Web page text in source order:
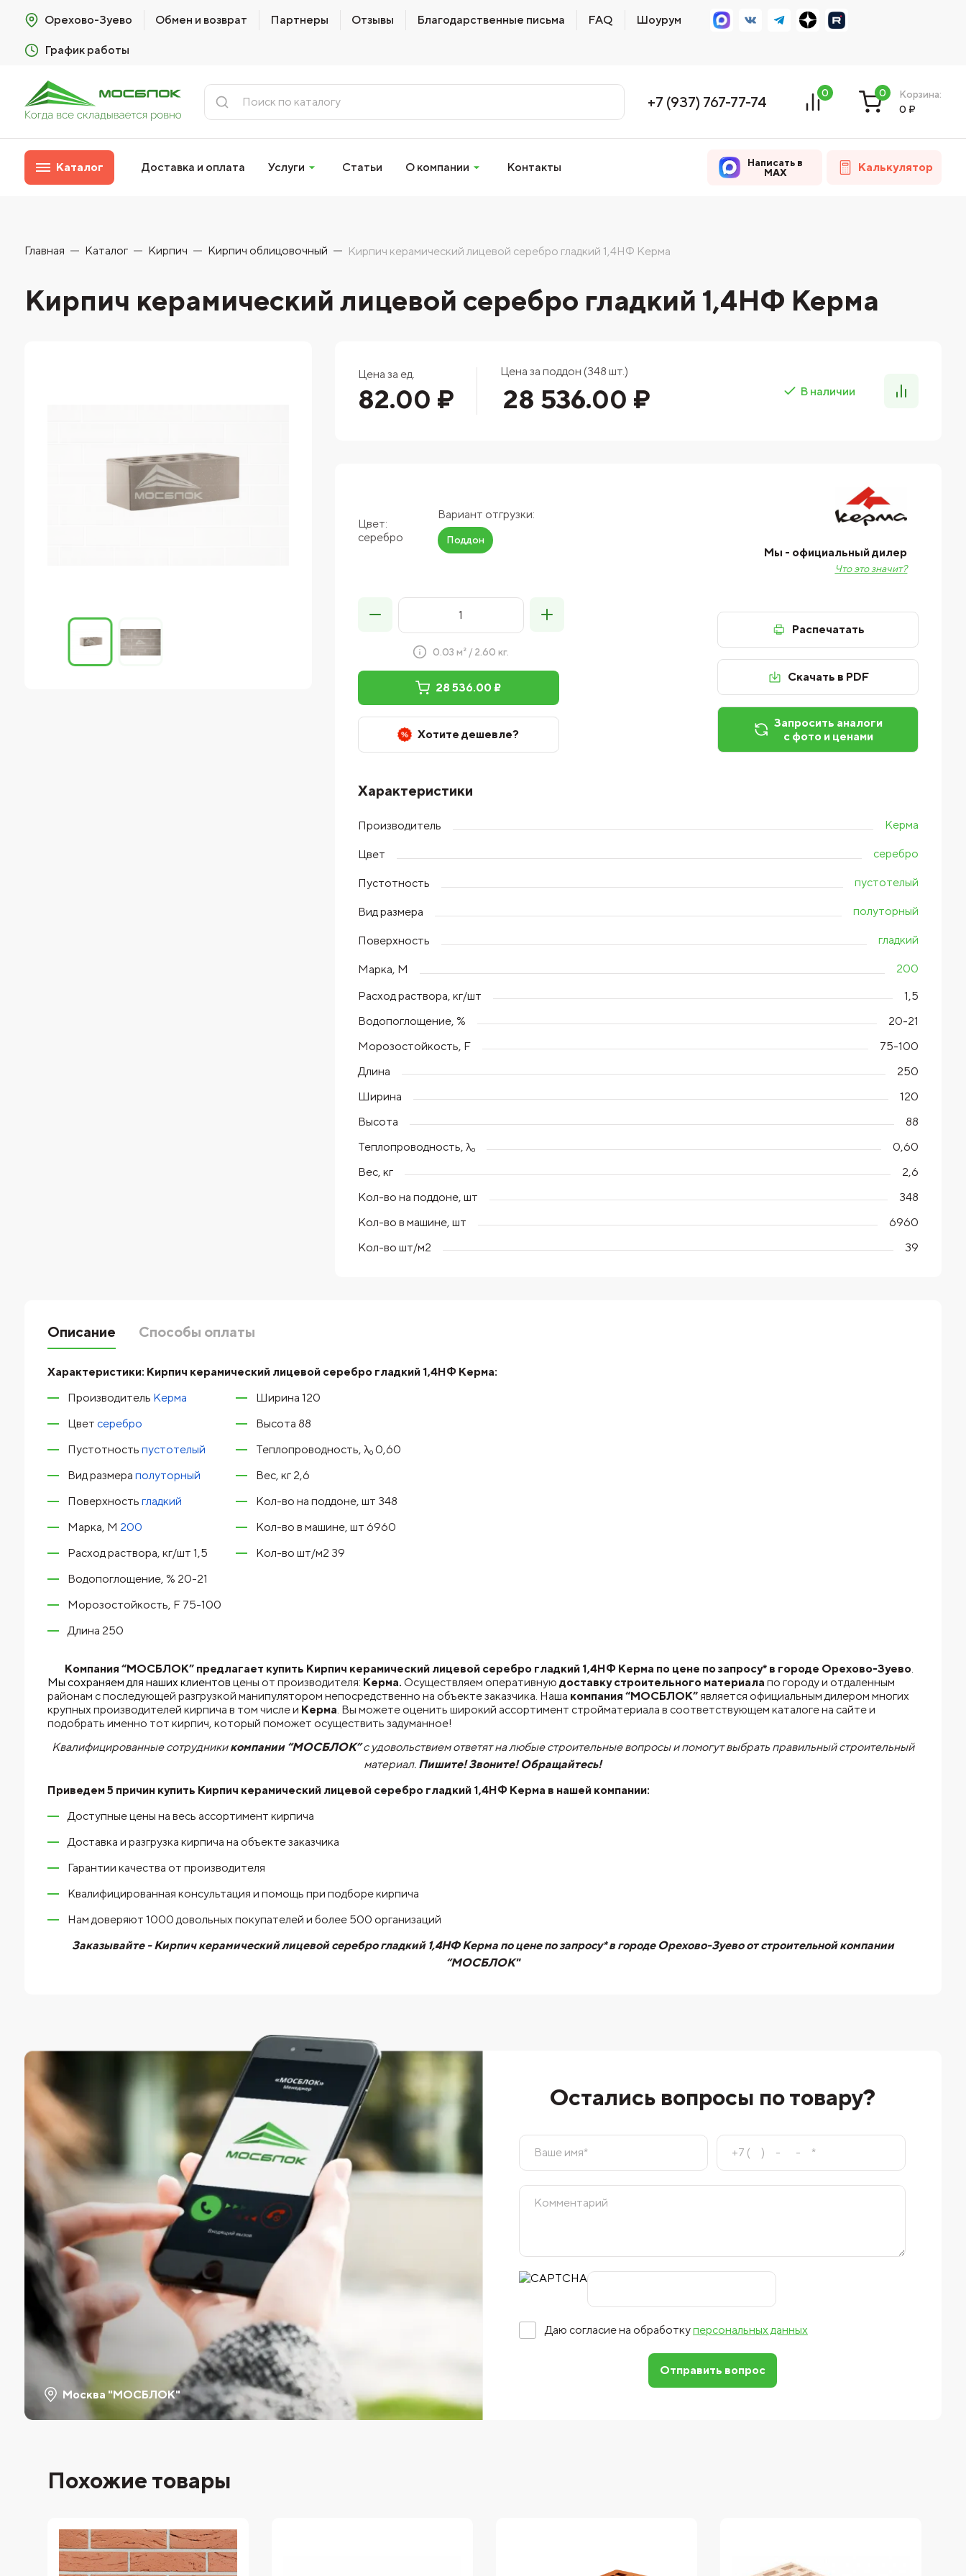
Орехово-Зуево Обмен и возврат Партнеры Отзывы Благодарственные письма FAQ Шоурум
График работы
+7 (937) 767-77-74
0 0
Корзина:
0 ₽
Каталог Доставка и оплата Услуги Статьи О компании Контакты
Написать в
MAX
Калькулятор
Главная Каталог Кирпич Кирпич облицовочный Кирпич керамический лицевой серебро гладкий 1,4НФ Керма
Кирпич керамический лицевой серебро гладкий 1,4НФ Керма
Цена за ед.
82.00 ₽
Цена за поддон (348 шт.)
28 536.00 ₽ В наличии
Цвет:
серебро
Вариант отгрузки:
Поддон
Мы - официальный дилер
Что это значит?
0.03 м² / 2.60 кг.
28 536.00 ₽
Хотите дешевле?
Распечатать
Скачать в PDF
Запросить аналоги
с фото и ценами
Характеристики
Производитель Керма
Цвет серебро
Пустотность пустотелый
Вид размера полуторный
Поверхность гладкий
Марка, М
200
Расход раствора, кг/шт
1,5
Водопоглощение, %
20-21
Морозостойкость, F
75-100
Длина
250
Ширина
120
Высота
88
Теплопроводность, λ₀
0,60
Вес, кг
2,6
Кол-во на поддоне, шт
348
Кол-во в машине, шт
6960
Кол-во шт/м2
39
Описание Способы оплаты
Характеристики: Кирпич керамический лицевой серебро гладкий 1,4НФ Керма:
Производитель Керма
Цвет серебро
Пустотность пустотелый
Вид размера полуторный
Поверхность гладкий
Марка, М 200
Расход раствора, кг/шт 1,5
Водопоглощение, % 20-21
Морозостойкость, F 75-100
Длина 250
Ширина 120
Высота 88
Теплопроводность, λ₀ 0,60
Вес, кг 2,6
Кол-во на поддоне, шт 348
Кол-во в машине, шт 6960
Кол-во шт/м2 39
Компания “МОСБЛОК” предлагает купить Кирпич керамический лицевой серебро гладкий 1,4НФ Керма по цене по запросу* в городе Орехово-Зуево.
Мы сохраняем для наших клиентов цены от производителя: Керма. Осуществляем оперативную доставку строительного материала по городу и отдаленным
районам с последующей разгрузкой манипулятором непосредственно на объекте заказчика. Наша компания “МОСБЛОК”является официальным дилером многих
крупных производителей кирпича в том числе и Керма. Вы можете оценить широкий ассортимент стройматериала в соответствующем каталоге на сайте и
подобрать именно тот кирпич, который поможет осуществить задуманное!
Квалифицированные сотрудникикомпании “МОСБЛОК”с удовольствием ответят на любые строительные вопросы и помогут выбрать правильный строительный
материал. Пишите! Звоните! Обращайтесь!
Приведем 5 причин купить Кирпич керамический лицевой серебро гладкий 1,4НФ Керма в нашей компании:
Доступные цены на весь ассортимент кирпича
Доставка и разгрузка кирпича на объекте заказчика
Гарантии качества от производителя
Квалифицированная консультация и помощь при подборе кирпича
Нам доверяют 1000 довольных покупателей и более 500 организаций
Заказывайте - Кирпич керамический лицевой серебро гладкий 1,4НФ Керма по цене по запросу* в городе Орехово-Зуево от строительной компании
“МОСБЛОК"
Москва "МОСБЛОК"
Остались вопросы по товару?
Даю согласие на обработкуперсональных данных
Отправить вопрос
Похожие товары